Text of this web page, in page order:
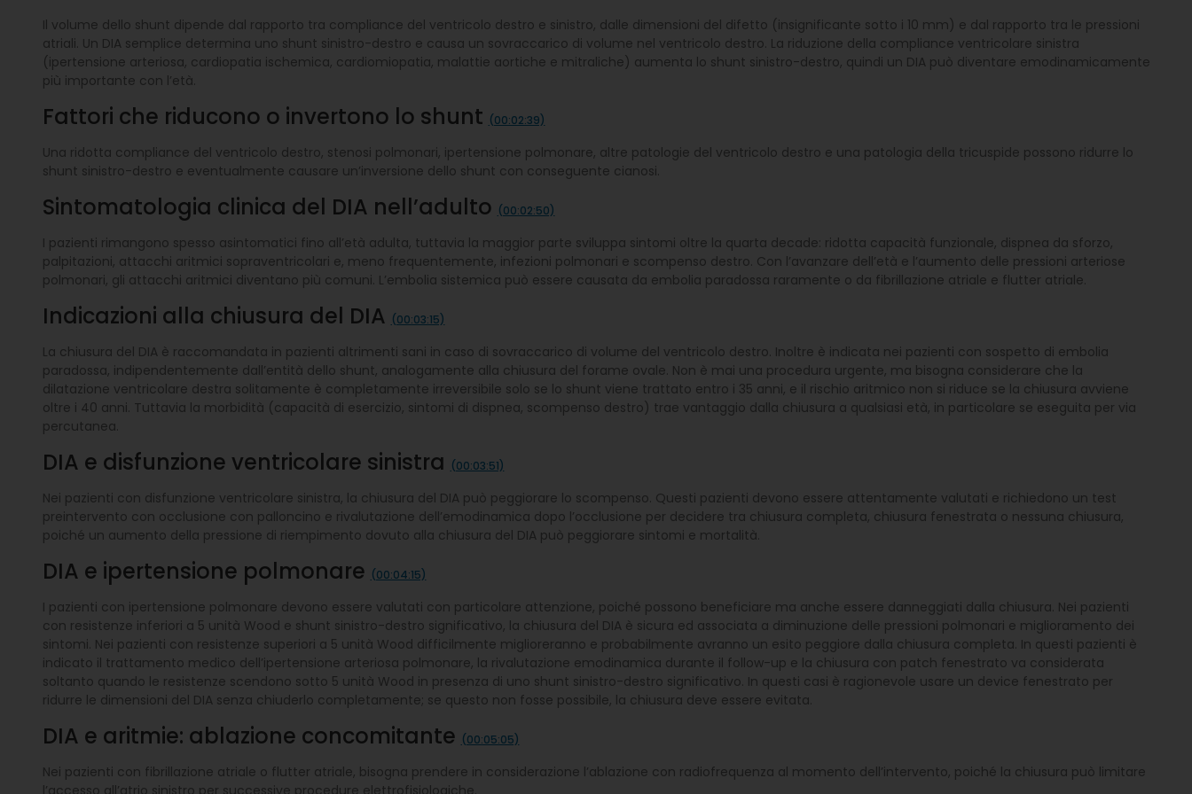
Il volume dello shunt dipende dal rapporto tra compliance del ventricolo destro e sinistro, dalle dimensioni del difetto (insignificante sotto i 10 mm) e dal rapporto tra le pressioni
atriali. Un DIA semplice determina uno shunt sinistro-destro e causa un sovraccarico di volume nel ventricolo destro. La riduzione della compliance ventricolare sinistra
(ipertensione arteriosa, cardiopatia ischemica, cardiomiopatia, malattie aortiche e mitraliche) aumenta lo shunt sinistro-destro, quindi un DIA può diventare emodinamicamente
più importante con l’età.
Fattori che riducono o invertono lo shunt (00:02:39)
Una ridotta compliance del ventricolo destro, stenosi polmonari, ipertensione polmonare, altre patologie del ventricolo destro e una patologia della tricuspide possono ridurre lo
shunt sinistro-destro e eventualmente causare un’inversione dello shunt con conseguente cianosi.
Sintomatologia clinica del DIA nell’adulto (00:02:50)
I pazienti rimangono spesso asintomatici fino all’età adulta, tuttavia la maggior parte sviluppa sintomi oltre la quarta decade: ridotta capacità funzionale, dispnea da sforzo,
palpitazioni, attacchi aritmici sopraventricolari e, meno frequentemente, infezioni polmonari e scompenso destro. Con l’avanzare dell’età e l’aumento delle pressioni arteriose
polmonari, gli attacchi aritmici diventano più comuni. L’embolia sistemica può essere causata da embolia paradossa raramente o da fibrillazione atriale e flutter atriale.
Indicazioni alla chiusura del DIA (00:03:15)
La chiusura del DIA è raccomandata in pazienti altrimenti sani in caso di sovraccarico di volume del ventricolo destro. Inoltre è indicata nei pazienti con sospetto di embolia
paradossa, indipendentemente dall’entità dello shunt, analogamente alla chiusura del forame ovale. Non è mai una procedura urgente, ma bisogna considerare che la
dilatazione ventricolare destra solitamente è completamente irreversibile solo se lo shunt viene trattato entro i 35 anni, e il rischio aritmico non si riduce se la chiusura avviene
oltre i 40 anni. Tuttavia la morbidità (capacità di esercizio, sintomi di dispnea, scompenso destro) trae vantaggio dalla chiusura a qualsiasi età, in particolare se eseguita per via
percutanea.
DIA e disfunzione ventricolare sinistra (00:03:51)
Nei pazienti con disfunzione ventricolare sinistra, la chiusura del DIA può peggiorare lo scompenso. Questi pazienti devono essere attentamente valutati e richiedono un test
preintervento con occlusione con palloncino e rivalutazione dell’emodinamica dopo l’occlusione per decidere tra chiusura completa, chiusura fenestrata o nessuna chiusura,
poiché un aumento della pressione di riempimento dovuto alla chiusura del DIA può peggiorare sintomi e mortalità.
DIA e ipertensione polmonare (00:04:15)
I pazienti con ipertensione polmonare devono essere valutati con particolare attenzione, poiché possono beneficiare ma anche essere danneggiati dalla chiusura. Nei pazienti
con resistenze inferiori a 5 unità Wood e shunt sinistro-destro significativo, la chiusura del DIA è sicura ed associata a diminuzione delle pressioni polmonari e miglioramento dei
sintomi. Nei pazienti con resistenze superiori a 5 unità Wood difficilmente miglioreranno e probabilmente avranno un esito peggiore dalla chiusura completa. In questi pazienti è
indicato il trattamento medico dell’ipertensione arteriosa polmonare, la rivalutazione emodinamica durante il follow-up e la chiusura con patch fenestrato va considerata
soltanto quando le resistenze scendono sotto 5 unità Wood in presenza di uno shunt sinistro-destro significativo. In questi casi è ragionevole usare un device fenestrato per
ridurre le dimensioni del DIA senza chiuderlo completamente; se questo non fosse possibile, la chiusura deve essere evitata.
DIA e aritmie: ablazione concomitante (00:05:05)
Nei pazienti con fibrillazione atriale o flutter atriale, bisogna prendere in considerazione l’ablazione con radiofrequenza al momento dell’intervento, poiché la chiusura può limitare